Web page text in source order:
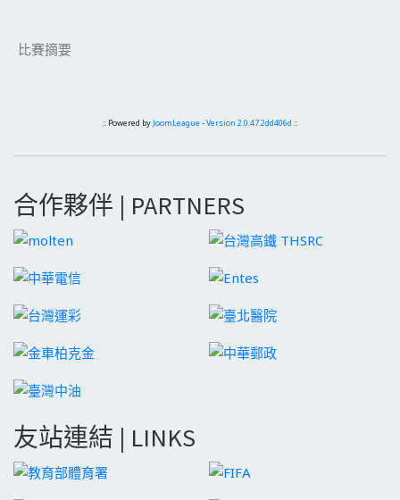
比賽摘要
:: Powered by JoomLeague -Version 2.0.47.2dd406d ::
合作夥伴 | PARTNERS
友站連結 | LINKS